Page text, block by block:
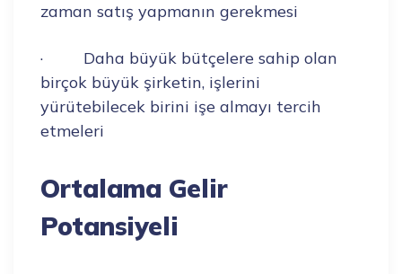
zaman satış yapmanın gerekmesi
· Daha büyük bütçelere sahip olan
birçok büyük şirketin, işlerini
yürütebilecek birini işe almayı tercih
etmeleri
Ortalama Gelir
Potansiyeli